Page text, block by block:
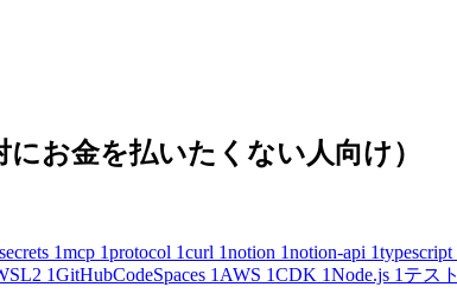
お金を払いたくない人向け）
1mcp 1protocol 1curl 1notion 1notion-api 1typescript
1GitHubCodeSpaces 1 AWS 1CDK 1Node.js 1 テスト